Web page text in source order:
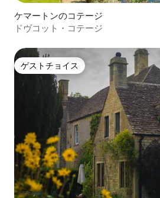
ケマートンのコテージ
ドヴコット・コテージ
ゲストチョイス
ゲストチョイス